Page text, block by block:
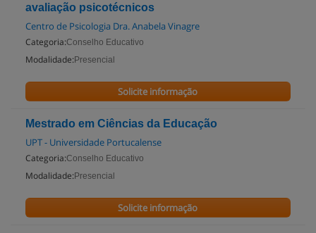
avaliação psicotécnicos
Centro de Psicologia Dra. Anabela Vinagre
Categoria:Conselho Educativo
Modalidade: Presencial
Solicite informação
Mestrado em Ciências da Educação
UPT - Universidade Portucalense
Categoria:Conselho Educativo
Modalidade: Presencial
Solicite informação